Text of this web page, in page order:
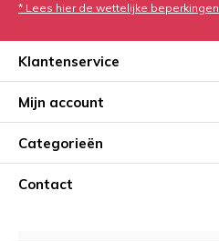
* Lees hier de wettelijke beperkingen
Klantenservice
Mijn account
Categorieën
Contact